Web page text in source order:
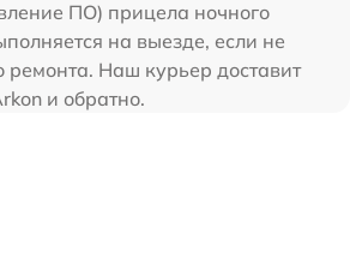
ПО) прицела ночного
на выезде, если не
ремонта. Наш курьер доставит
и обратно.